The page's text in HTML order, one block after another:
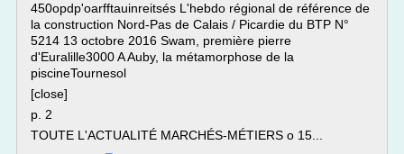
450opdp'oarfftauinreitsés L'hebdo régional de référence de
la construction Nord-Pas de Calais / Picardie du BTP N°
5214 13 octobre 2016 Swam, première pierre
d'Euralille3000 A Auby, la métamorphose de la
piscineTournesol
[close]
p. 2
TOUTE L'ACTUALITÉ MARCHÉS-MÉTIERS o 15...